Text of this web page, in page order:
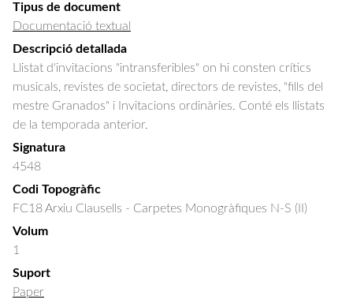
Tipus de document
Documentació textual
Descripció detallada
Llistat d'invitacions "intransferibles" on hi consten crítics
musicals, revistes de societat, directors de revistes, "fills del
mestre Granados" i Invitacions ordinàries. Conté els llistats
de la temporada anterior.
Signatura
4548
Codi Topogràfic
FC18 Arxiu Clausells - Carpetes Monogràfiques N-S (II)
Volum
1
Suport
Paper